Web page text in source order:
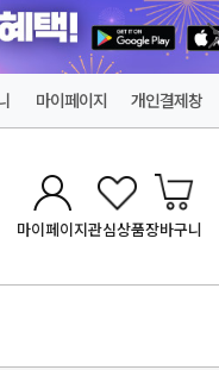
마이페이지 개인결제창
마이페이지관심상품장바구니